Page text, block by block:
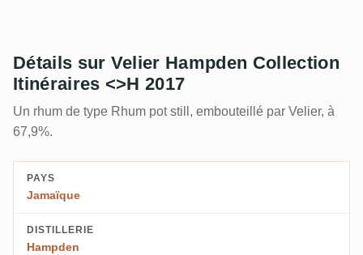
Détails sur Velier Hampden Collection
Itinéraires <>H 2017
Un rhum de type Rhum pot still, embouteillé par Velier, à
67,9%.
PAYS
Jamaïque
DISTILLERIE
Hampden